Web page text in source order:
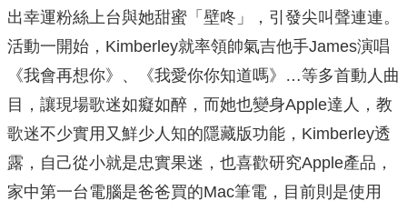
出幸運粉絲上台與她甜蜜「壁咚」，引發尖叫聲連連。
活動一開始，Kimberley就率領帥氣吉他手James演唱
《我會再想你》、《我愛你你知道嗎》…等多首動人曲
目，讓現場歌迷如癡如醉，而她也變身Apple達人，教
歌迷不少實用又鮮少人知的隱藏版功能，Kimberley透
露，自己從小就是忠實果迷，也喜歡研究Apple產品，
家中第一台電腦是爸爸買的Mac筆電，目前則是使用